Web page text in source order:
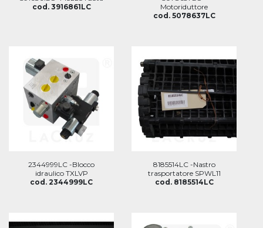
cod. 3916861LC
Motoriduttore
cod. 5078637LC
2344999LC -Blocco
idraulico TXLVP
cod. 2344999LC
8185514LC -Nastro
trasportatore SPWL11
cod. 8185514LC